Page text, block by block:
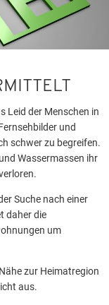
Leid der Menschen in
und
schwer zu begreifen.
Wassermassen ihr
Suche nach einer
daher die
um
zur Heimatregion
aus.